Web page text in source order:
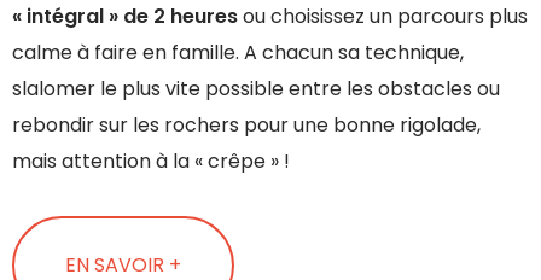
« intégral » de 2 heuresou choisissez un parcours plus
calme à faire en famille. A chacun sa technique,
slalomer le plus vite possible entre les obstacles ou
rebondir sur les rochers pour une bonne rigolade,
mais attention à la « crêpe » !
EN SAVOIR +